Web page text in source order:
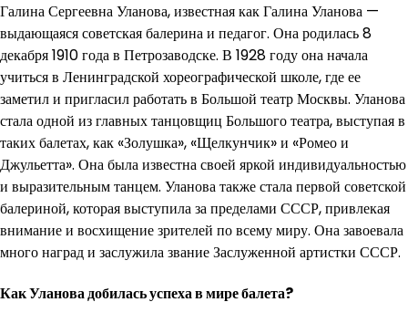
Галина Сергеевна Уланова, известная как Галина Уланова —
выдающаяся советская балерина и педагог. Она родилась 8
декабря 1910 года в Петрозаводске. В 1928 году она начала
учиться в Ленинградской хореографической школе, где ее
заметил и пригласил работать в Большой театр Москвы. Уланова
стала одной из главных танцовщиц Большого театра, выступая в
таких балетах, как «Золушка», «Щелкунчик» и «Ромео и
Джульетта». Она была известна своей яркой индивидуальностью
и выразительным танцем. Уланова также стала первой советской
балериной, которая выступила за пределами СССР, привлекая
внимание и восхищение зрителей по всему миру. Она завоевала
много наград и заслужила звание Заслуженной артистки СССР.
Как Уланова добилась успеха в мире балета?